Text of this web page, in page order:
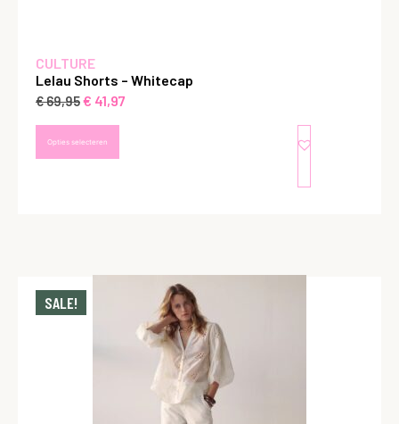
CULTURE
Lelau Shorts – Whitecap
€69,95€ 41,97
Opties selecteren
SALE!